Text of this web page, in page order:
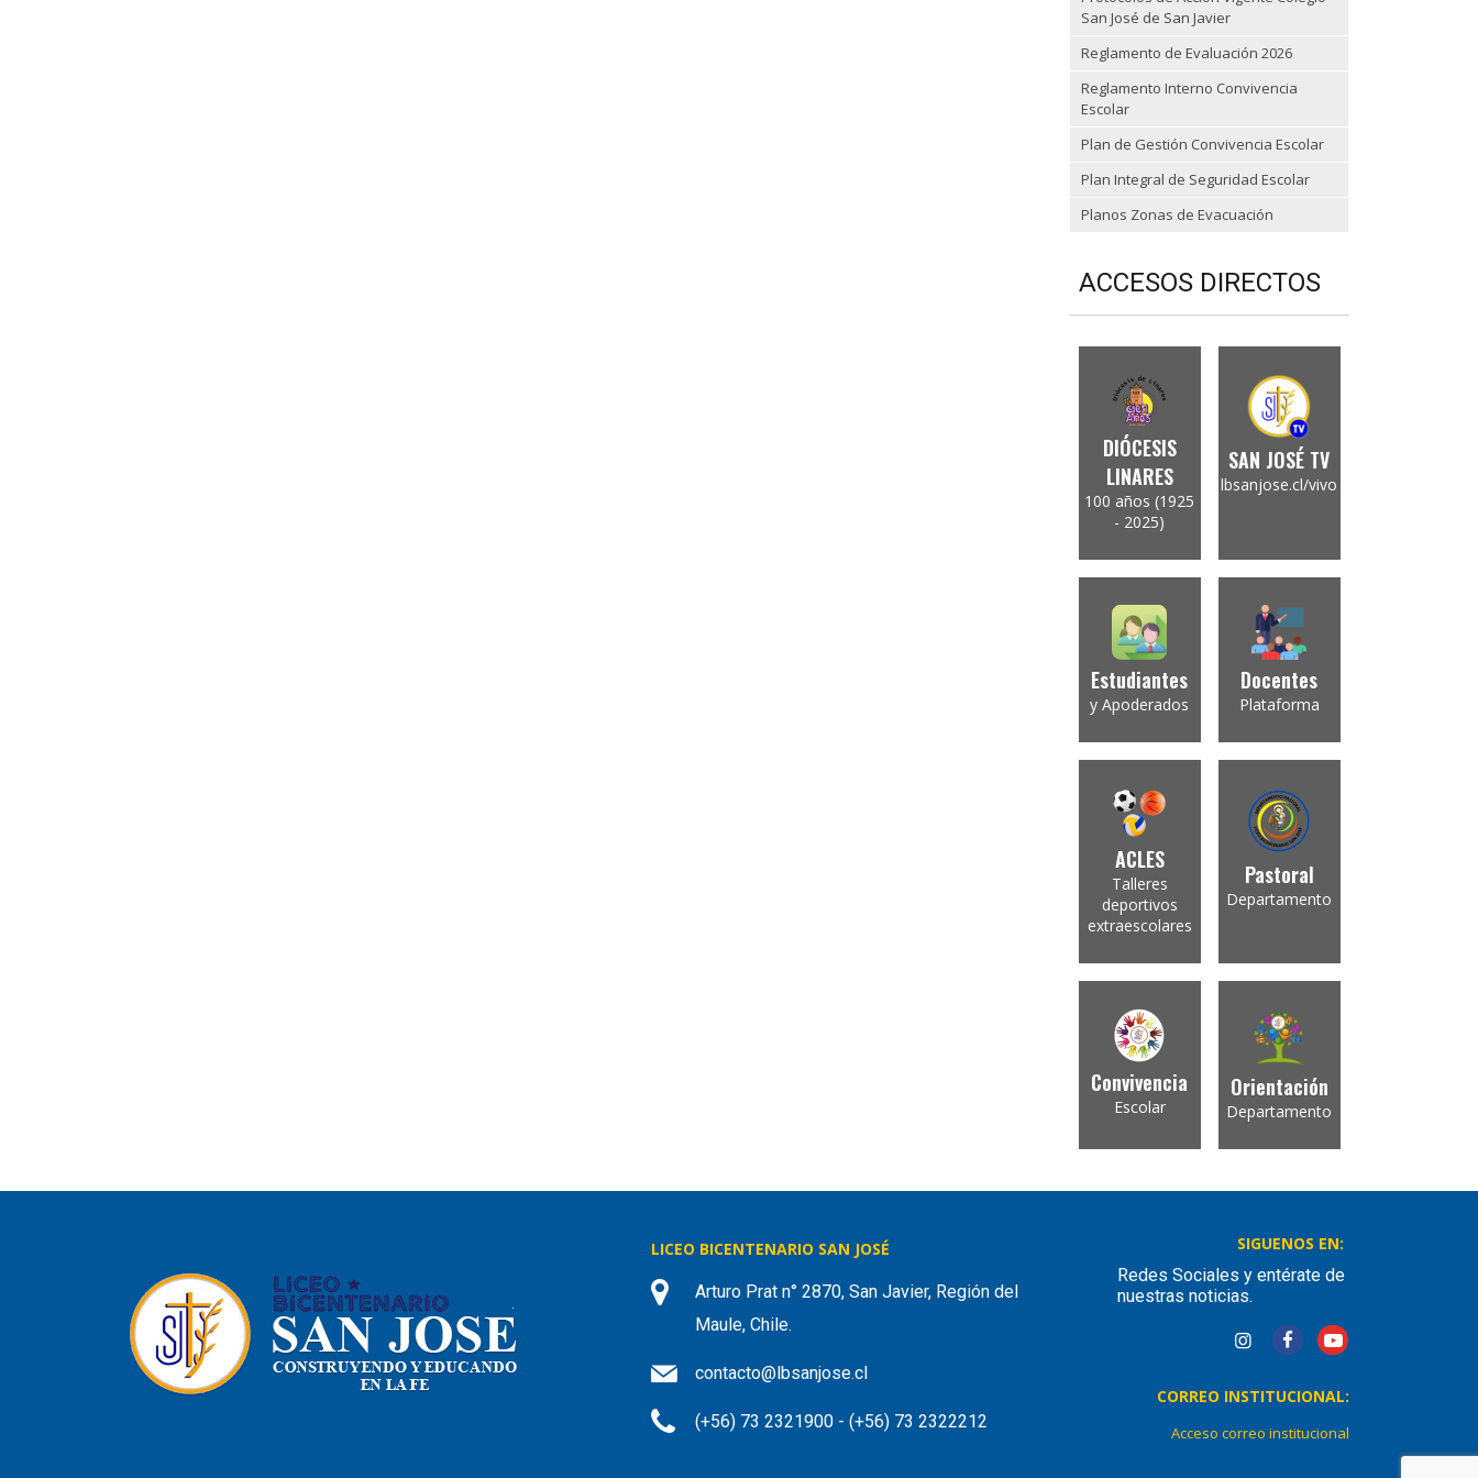
San José de San Javier
Reglamento de Evaluación 2026
Reglamento Interno Convivencia
Escolar
Plan de Gestión Convivencia Escolar
Plan Integral de Seguridad Escolar
Planos Zonas de Evacuación
ACCESOS DIRECTOS
DIÓCESIS
LINARES
100 años (1925
- 2025)
SAN JOSÉ TV
lbsanjose.cl/vivo
Estudiantes
y Apoderados
Docentes
Plataforma
ACLES
Talleres
deportivos
extraescolares
Pastoral
Departamento
Convivencia
Escolar
Orientación
Departamento
LICEO BICENTENARIO SAN JOSÉ
Arturo Prat n° 2870, San Javier, Región del
Maule, Chile.
contacto@lbsanjose.cl
(+56) 73 2321900 - (+56) 73 2322212
SIGUENOS EN:
Redes Sociales y entérate de
nuestras noticias.
CORREO INSTITUCIONAL:
Acceso correo institucional